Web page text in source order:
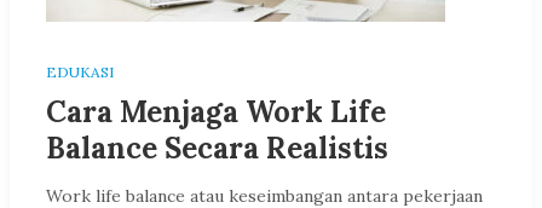
EDUKASI
Cara Menjaga Work Life
Balance Secara Realistis
Work life balance atau keseimbangan antara pekerjaan